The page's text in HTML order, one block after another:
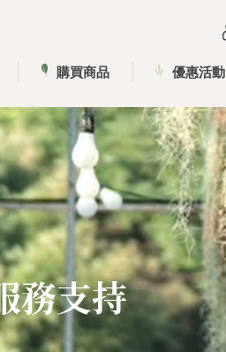
購買商品 優惠活動
務支持